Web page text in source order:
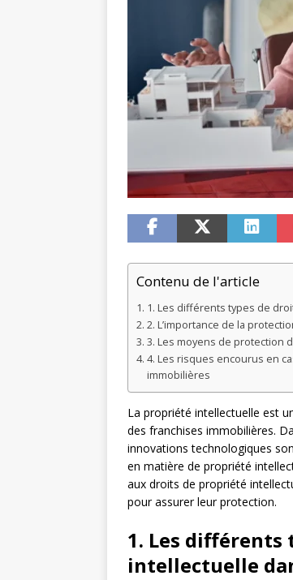
Contenu de l'article
1. Les différents types de
2. L’importance de la
3. Les moyens de protection
4. Les risques encourus en
immobilières
La propriété intellectuelle est
des franchises immobilières.
innovations technologiques
en matière de propriété
aux droits de propriété
pour assurer leur protection.
1. Les
intellectuelle